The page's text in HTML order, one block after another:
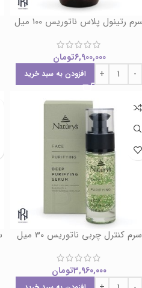
رتینول پلاس ناتوریس 100 میل
6,900,000تومان
افزودن به سبد خرید
سرم کنترل چربی ناتوریس 30 میل
3,960,000تومان